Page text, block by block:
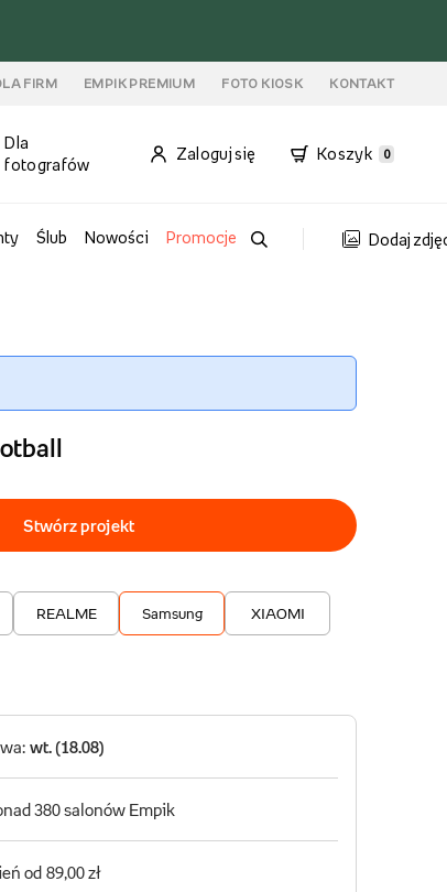
FIRM EMPIK PREMIUM FOTO KIOSK KONTAKT
Dla
fotografów
Zaloguj się Koszyk 0
Ślub Nowości Promocje Dodaj